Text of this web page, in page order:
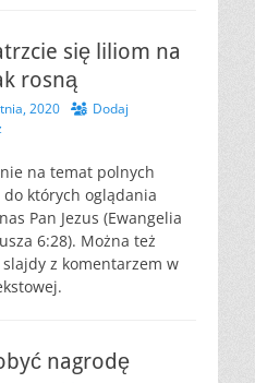
się liliom na
rosną
2020
Dodaj
na temat polnych
do których oglądania
Pan Jezus (Ewangelia
6:28). Można też
z komentarzem w
nagrodę